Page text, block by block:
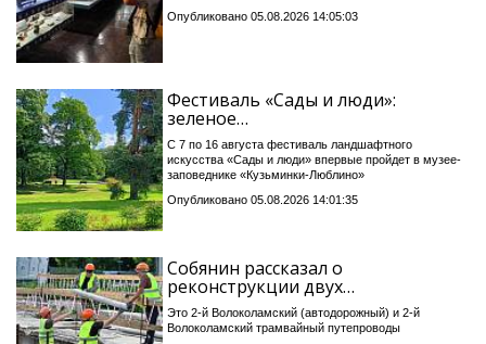
Опубликовано 05.08.2026 14:05:03
Фестиваль «Сады и люди»:
зеленое…
С 7 по 16 августа фестиваль ландшафтного
искусства «Сады и люди» впервые пройдет в музее-
заповеднике «Кузьминки-Люблино»
Опубликовано 05.08.2026 14:01:35
Собянин рассказал о
реконструкции двух…
Это 2-й Волоколамский (автодорожный) и 2-й
Волоколамский трамвайный путепроводы